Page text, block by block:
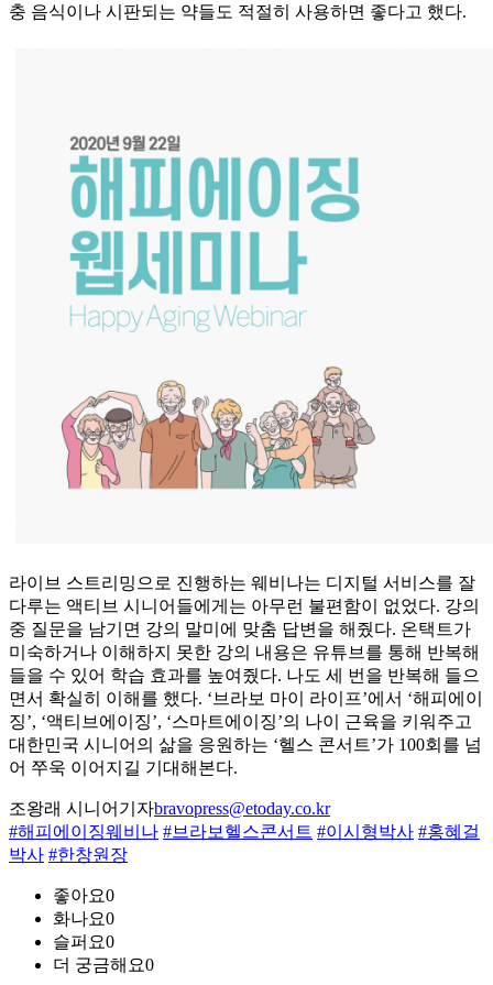
충 음식이나 시판되는 약들도 적절히 사용하면 좋다고 했다.
라이브 스트리밍으로 진행하는 웨비나는 디지털 서비스를 잘
다루는 액티브 시니어들에게는 아무런 불편함이 없었다. 강의
중 질문을 남기면 강의 말미에 맞춤 답변을 해줬다. 온택트가
미숙하거나 이해하지 못한 강의 내용은 유튜브를 통해 반복해
들을 수 있어 학습 효과를 높여줬다. 나도 세 번을 반복해 들으
면서 확실히 이해를 했다. ‘브라보 마이 라이프’에서 ‘해피에이
징’, ‘액티브에이징’, ‘스마트에이징’의 나이 근육을 키워주고
대한민국 시니어의 삶을 응원하는 ‘헬스 콘서트’가 100회를 넘
어 쭈욱 이어지길 기대해본다.
조왕래 시니어기자bravopress@etoday.co.kr
#해피에이징웨비나 #브라보헬스콘서트 #이시형박사 #홍혜걸
박사 #한창원장
좋아요0
화나요0
슬퍼요0
더 궁금해요0